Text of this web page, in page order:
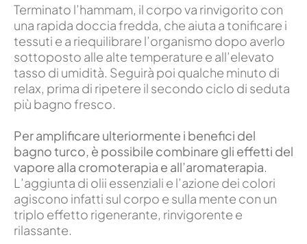
Terminato l’hammam, il corpo va rinvigorito con
una rapida doccia fredda, che aiuta a tonificare i
tessuti e a riequilibrare l’organismo dopo averlo
sottoposto alle alte temperature e all’elevato
tasso di umidità. Seguirà poi qualche minuto di
relax, prima di ripetere il secondo ciclo di seduta
più bagno fresco.
Per amplificare ulteriormente i benefici del
bagno turco, è possibile combinare gli effetti del
vapore alla cromoterapia e all’aromaterapia.
L’aggiunta di olii essenziali e l’azione dei colori
agiscono infatti sul corpo e sulla mente con un
triplo effetto rigenerante, rinvigorente e
rilassante.